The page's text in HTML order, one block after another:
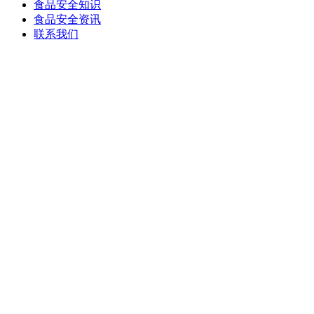
食品安全知识
食品安全资讯
联系我们